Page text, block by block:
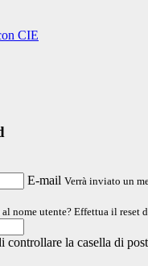
CIE
E-mail Verrà inviato un
nome utente? Effettua il reset
controllare la casella di